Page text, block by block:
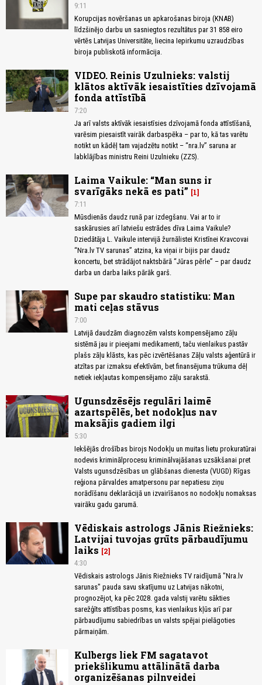
9:11
Korupcijas novēršanas un apkarošanas biroja (KNAB)
līdzšinējo darbu un sasniegtos rezultātus par 31 858 eiro
vērtēs Latvijas Universitāte, liecina Iepirkumu uzraudzības
biroja publiskotā informācija.
VIDEO. Reinis Uzulnieks: valstij
klātos aktīvāk iesaistīties dzīvojamā
fonda attīstībā
7:20
Ja arī valsts aktīvāk iesaistīsies dzīvojamā fonda attīstīšanā,
varēsim piesaistīt vairāk darbaspēka – par to, kā tas varētu
notikt un kādēļ tam vajadzētu notikt – “nra.lv” saruna ar
labklājības ministru Reini Uzulnieku (ZZS).
Laima Vaikule: “Man suns ir
svarīgāks nekā es pati”
1
7:11
Mūsdienās daudz runā par izdegšanu. Vai ar to ir
saskārusies arī latviešu estrādes dīva Laima Vaikule?
Dziedātāja L. Vaikule intervijā žurnālistei Kristīnei Kravcovai
“Nra.lv TV sarunas” atzina, ka viņai ir bijis par daudz
koncertu, bet strādājot naktsbārā “Jūras pērle” – par daudz
darba un darba laiks pārāk garš.
Supe par skaudro statistiku: Man
mati ceļas stāvus
7:00
Latvijā daudzām diagnozēm valsts kompensējamo zāļu
sistēmā jau ir pieejami medikamenti, taču vienlaikus pastāv
plašs zāļu klāsts, kas pēc izvērtēšanas Zāļu valsts aģentūrā ir
atzītas par izmaksu efektīvām, bet finansējuma trūkuma dēļ
netiek iekļautas kompensējamo zāļu sarakstā.
Ugunsdzēsējs regulāri laimē
azartspēlēs, bet nodokļus nav
maksājis gadiem ilgi
5:30
Iekšējās drošības birojs Nodokļu un muitas lietu prokuratūrai
nodevis kriminālprocesu kriminālvajāšanas uzsākšanai pret
Valsts ugunsdzēsības un glābšanas dienesta (VUGD) Rīgas
reģiona pārvaldes amatpersonu par nepatiesu ziņu
norādīšanu deklarācijā un izvairīšanos no nodokļu nomaksas
vairāku gadu garumā.
Vēdiskais astrologs Jānis Riežnieks:
Latvijai tuvojas grūts pārbaudījumu
laiks
2
4:30
Vēdiskais astrologs Jānis Riežnieks TV raidījumā "Nra.lv
sarunas" pauda savu skatījumu uz Latvijas nākotni,
prognozējot, ka pēc 2028. gada valstij varētu sākties
sarežģīts attīstības posms, kas vienlaikus kļūs arī par
pārbaudījumu sabiedrības un valsts spējai pielāgoties
pārmaiņām.
Kulbergs liek FM sagatavot
priekšlikumu attālinātā darba
organizēšanas pilnveidei